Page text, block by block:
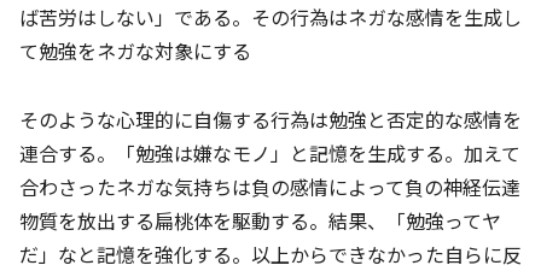
ば苦労はしない」である。その行為はネガな感情を生成し
て勉強をネガな対象にする
そのような心理的に自傷する行為は勉強と否定的な感情を
連合する。「勉強は嫌なモノ」と記憶を生成する。加えて
合わさったネガな気持ちは負の感情によって負の神経伝達
物質を放出する扁桃体を駆動する。結果、「勉強ってヤ
だ」なと記憶を強化する。以上からできなかった自らに反